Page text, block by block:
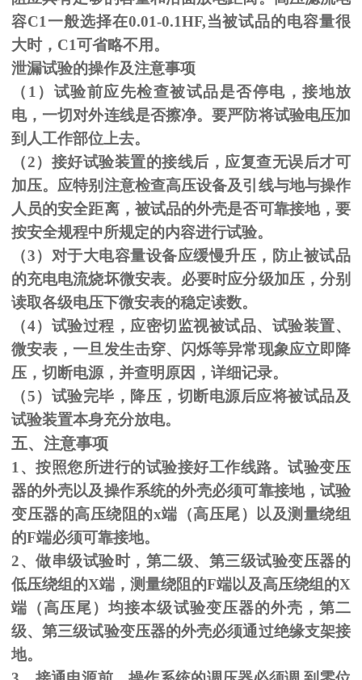
容C1一般选择在0.01-0.1HF,当被试品的电容量很
大时，C1可省略不用。
泄漏试验的操作及注意事项
（1）试验前应先检查被试品是否停电，接地放
电，一切对外连线是否擦净。要严防将试验电压加
到人工作部位上去。
（2）接好试验装置的接线后，应复查无误后才可
加压。应特别注意检查高压设备及引线与地与操作
人员的安全距离，被试品的外壳是否可靠接地，要
按安全规程中所规定的内容进行试验。
（3）对于大电容量设备应缓慢升压，防止被试品
的充电电流烧坏微安表。必要时应分级加压，分别
读取各级电压下微安表的稳定读数。
（4）试验过程，应密切监视被试品、试验装置、
微安表，一旦发生击穿、闪烁等异常现象应立即降
压，切断电源，并查明原因，详细记录。
（5）试验完毕，降压，切断电源后应将被试品及
试验装置本身充分放电。
五、注意事项
1、按照您所进行的试验接好工作线路。试验变压
器的外壳以及操作系统的外壳必须可靠接地，试验
变压器的高压绕阻的x端（高压尾）以及测量绕组
的F端必须可靠接地。
2、做串级试验时，第二级、第三级试验变压器的
低压绕组的X端，测量绕阻的F端以及高压绕组的X
端（高压尾）均接本级试验变压器的外壳，第二
级、第三级试验变压器的外壳必须通过绝缘支架接
地。